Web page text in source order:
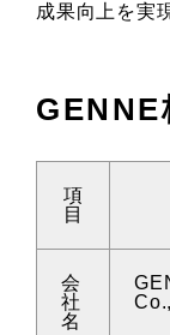
成果向上を実
GENNE
項
目
会
社
名